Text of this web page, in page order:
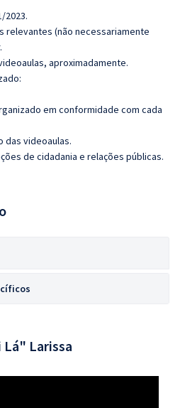
2023.
relevantes (não necessariamente
aproximadamente.
em conformidade com cada
das videoaulas.
de cidadania e relações públicas.
Lá" Larissa